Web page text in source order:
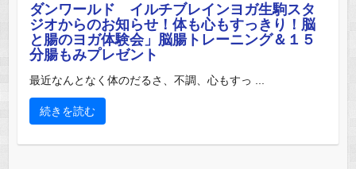
ダンワールド イルチブレインヨガ生駒スタ
ジオからのお知らせ！体も心もすっきり！脳
と腸のヨガ体験会」脳腸トレーニング＆１５
分腸もみプレゼント
最近なんとなく体のだるさ、不調、心もすっ ...
続きを読む